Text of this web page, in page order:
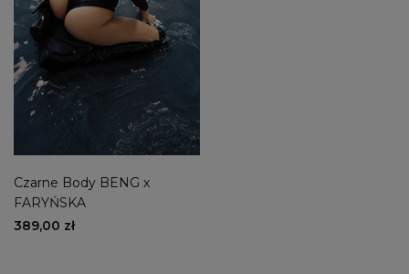
Czarne Body BENG x
FARYŃSKA
389,00 zł